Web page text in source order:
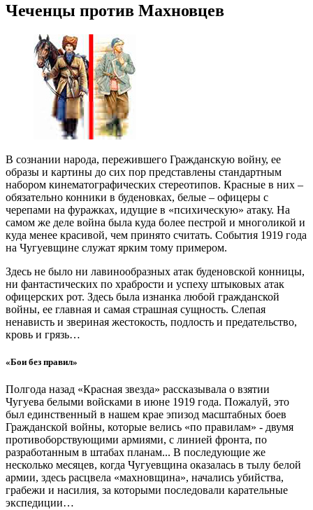
Чеченцы против Махновцев
В сознании народа, пережившего Гражданскую войну, ее
образы и картины до сих пор представлены стандартным
набором кинематографических стереотипов. Красные в них –
обязательно конники в буденовках, белые – офицеры с
черепами на фуражках, идущие в «психическую» атаку. На
самом же деле война была куда более пестрой и многоликой и
куда менее красивой, чем принято считать. События 1919 года
на Чугуевщине служат ярким тому примером.
Здесь не было ни лавинообразных атак буденовской конницы,
ни фантастических по храбрости и успеху штыковых атак
офицерских рот. Здесь была изнанка любой гражданской
войны, ее главная и самая страшная сущность. Слепая
ненависть и звериная жестокость, подлость и предательство,
кровь и грязь…
«Бои без правил»
Полгода назад «Красная звезда» рассказывала о взятии
Чугуева белыми войсками в июне 1919 года. Пожалуй, это
был единственный в нашем крае эпизод масштабных боев
Гражданской войны, которые велись «по правилам» - двумя
противоборствующими армиями, с линией фронта, по
разработанным в штабах планам... В последующие же
несколько месяцев, когда Чугуевщина оказалась в тылу белой
армии, здесь расцвела «махновщина», начались убийства,
грабежи и насилия, за которыми последовали карательные
экспедиции…